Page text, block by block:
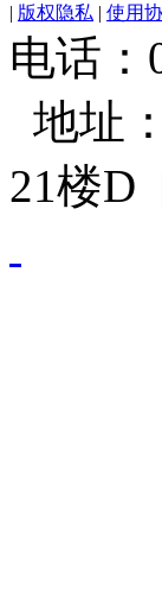
| 版权隐私 | 使用
电话：
地址
21楼D